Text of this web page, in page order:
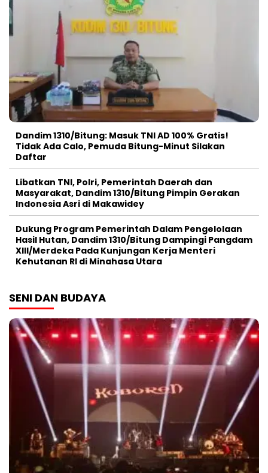
Dandim 1310/Bitung: Masuk TNI AD 100% Gratis!
Tidak Ada Calo, Pemuda Bitung-Minut Silakan
Daftar
Libatkan TNI, Polri, Pemerintah Daerah dan
Masyarakat, Dandim 1310/Bitung Pimpin Gerakan
Indonesia Asri di Makawidey
Dukung Program Pemerintah Dalam Pengelolaan
Hasil Hutan, Dandim 1310/Bitung Dampingi Pangdam
XIII/Merdeka Pada Kunjungan Kerja Menteri
Kehutanan RI di Minahasa Utara
SENI DAN BUDAYA